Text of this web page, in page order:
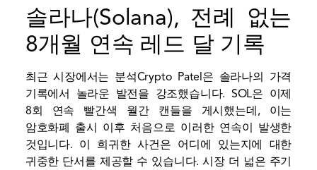
솔라나(Solana), 전례 없는
8개월 연속 레드 달 기록
최근 시장에서는 분석Crypto Patel은 솔라나의 가격
기록에서 놀라운 발전을 강조했습니다. SOL은 이제
8회 연속 빨간색 월간 캔들을 게시했는데, 이는
암호화폐 출시 이후 처음으로 이러한 연속이 발생한
것입니다. 이 희귀한 사건은 어디에 있는지에 대한
귀중한 단서를 제공할 수 있습니다.시장더 넓은 주기